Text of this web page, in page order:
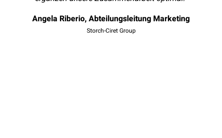
Angela Riberio, Abteilungsleitung Marketing
Storch-Ciret Group